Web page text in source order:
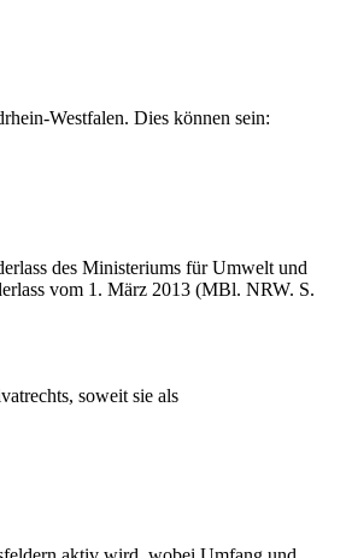
Westfalen. Dies können sein:
des Ministeriums für Umwelt und
vom 1. März 2013 (MBl. NRW. S.
soweit sie als